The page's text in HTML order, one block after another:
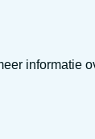
informatie